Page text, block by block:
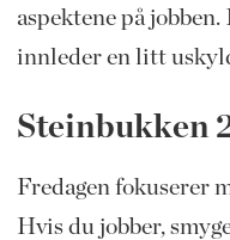
aspektene på
innleder en litt
Steinbukken
Fredagen fokuserer
Hvis du jobber,